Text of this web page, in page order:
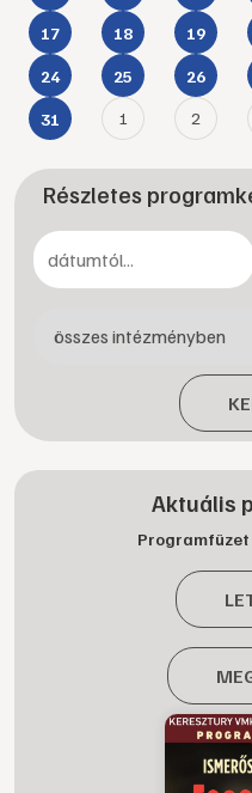
17 18 19
24 25 26
31 1 2
Részletes
Aktuális
Programfüzet